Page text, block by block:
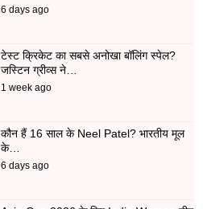
6 days ago
टेस्ट क्रिकेट का सबसे अनोखा बॉलिंग स्पेल?
जस्टिन ग्रीव्स ने…
1 week ago
कौन हैं 16 साल के Neel Patel? भारतीय मूल
के…
6 days ago